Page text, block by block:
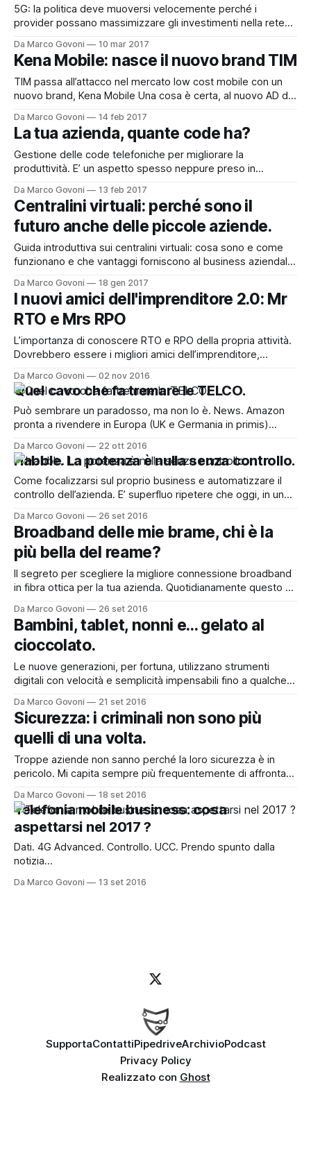
more-data-included--1197165] ) che riporta la classifica dei
paesi EU in
5G: la politica deve muoversi velocemente perché i
provider possano massimizzare gli investimenti nella rete
Congress di Barcellona, è stato sicuramente quello relativo
alla (futura) rete 5G. Anche perché l’ITU (International
Telecommunication Union) ha rilasciato la versione draft
delle
Da Marco Govoni 10 mar 2017
Kena Mobile: nasce il nuovo brand TIM
TIM passa all’attacco nel mercato low cost mobile con un
nuovo brand, Kena Mobile Una cosa è certa, al nuovo AD di
ulteriore – piano di investimenti annunciato pochi giorni fa ne
è la diretta conseguenza, così come il lancio
Da Marco Govoni 14 feb 2017
La tua azienda, quante code ha?
Gestione delle code telefoniche per migliorare la
produttività. E’ un aspetto spesso neppure preso in
ritenuto troppo costoso. La gestione delle code
telefoniche, invece, oggi è una realtà alla portata di tutti e
permette di migliorare la produttività aziendale sotto vari
Da Marco Govoni 13 feb 2017
Centralini virtuali: perché sono il
futuro anche delle piccole aziende.
Guida introduttiva sui centralini virtuali: cosa sono e come
funzionano e che vantaggi forniscono al business aziendale.
realizzato questo video per fornirti alcune linee guida che
possano aiutarti nella scelta. Buona visione! Se desideri le
slide, puoi visualizzarle e scaricarle
Da Marco Govoni 18 gen 2017
I nuovi amici dell'imprenditore 2.0: Mr
RTO e Mrs RPO
L’importanza di conoscere RTO e RPO della propria attività.
Dovrebbero essere i migliori amici dell’imprenditore,
(o già 4.0…), dove tutto viene trasmesso via internet, dove
il cloud – che lo si voglia o no – fa parte della
Da Marco Govoni 02 nov 2016
Quel cavo che fa tremare le TELCO.
Può sembrare un paradosso, ma non lo è. News. Amazon
pronta a rivendere in Europa (UK e Germania in primis)
qui) [https://www.engadget.com/2016/10/18/amazon-
internet-service-in-europe/] 14 ottobre 2016. News.
Google e Facebook
Da Marco Govoni 22 ott 2016
Habble. La potenza è nulla senza controllo.
Come focalizzarsi sul proprio business e automatizzare il
controllo dell’azienda. E’ superfluo ripetere che oggi, in un
necessità di focalizzarsi sul proprio business. Un elemento
importante è però quello del controllo degli strumenti
aziendali: devono essere efficienti, avere un rapporto costi/
Da Marco Govoni 26 set 2016
Broadband delle mie brame, chi è la
più bella del reame?
Il segreto per scegliere la migliore connessione broadband
in fibra ottica per la tua azienda. Quotidianamente questo è
bombardati da pubblicità e comunicati degli operatori
telefonici che fanno a gara a chi “ce l’ha più veloce”. Il
“muro” di
Da Marco Govoni 26 set 2016
Bambini, tablet, nonni e... gelato al
cioccolato.
Le nuove generazioni, per fortuna, utilizzano strumenti
digitali con velocità e semplicità impensabili fino a qualche
cosa principale da fare è educare figli e nipoti all’utilizzo di
questi strumenti e accompagnarli nel loro utilizzo. Ma non
Da Marco Govoni 21 set 2016
Sicurezza: i criminali non sono più
quelli di una volta.
Troppe aziende non sanno perché la loro sicurezza è in
pericolo. Mi capita sempre più frequentemente di affrontare
consulenti, con i quali lavoro, ovvero quello della sicurezza.
C’è un problema evidente, soprattutto nelle aziende medio
piccole, in tutte quelle (micro) imprese
Da Marco Govoni 18 set 2016
Telefonia mobile business: cosa
aspettarsi nel 2017 ?
Dati. 4G Advanced. Controllo. UCC. Prendo spunto dalla
notizia
stampa/market/2016/TIM-Samsung-Gemalto-26-08-
Da Marco Govoni 13 set 2016
SupportaContattiPipedriveArchivioPodcast
Privacy Policy
Realizzato con Ghost